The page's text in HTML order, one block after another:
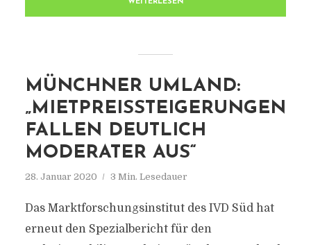
WEITERLESEN
MÜNCHNER UMLAND:
„MIETPREISSTEIGERUNGEN
FALLEN DEUTLICH
MODERATER AUS“
28. Januar 2020 3 Min. Lesedauer
Das Marktforschungsinstitut des IVD Süd hat
erneut den Spezialbericht für den